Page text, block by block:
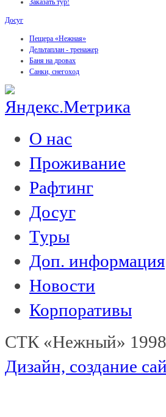
Заказать тур!
Досуг
Пещера «Нежная»
Дельтаплан - тренажер
Баня на дровах
Cанки, снегоход
О нас
Проживание
Рафтинг
Досуг
Туры
Доп. информация
Новости
Корпоративы
СТК «Нежный»
Дизайн, создание